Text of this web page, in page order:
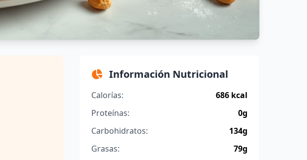
Información Nutricional
Calorías:
686 kcal
Proteínas:
0g
Carbohidratos:
134g
Grasas:
79g